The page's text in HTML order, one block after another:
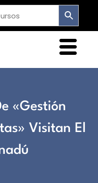
«Gestión
Visitan El